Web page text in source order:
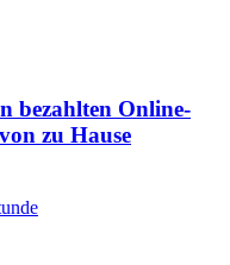
bezahlten Online-
zu Hause